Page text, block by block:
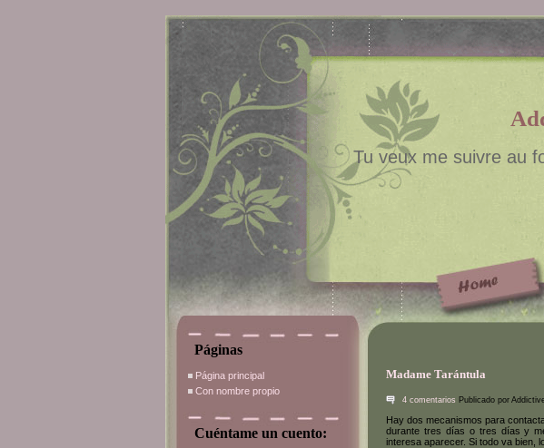
Tu veux me suivre au
Páginas
Página principal
Con nombre propio
Cuéntame un cuento:
Madame Tarántula
4 comentarios Publicado por
Hay dos mecanismos para
durante tres días o tres días y
interesa aparecer. Si todo va bien,